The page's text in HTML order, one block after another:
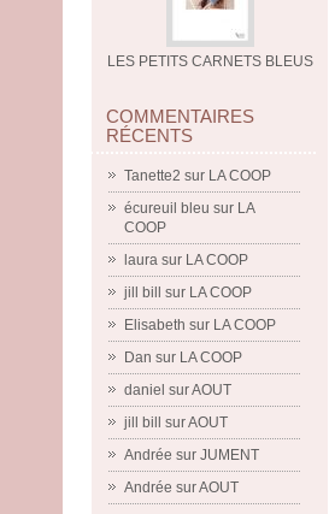
LES PETITS CARNETS BLEUS
COMMENTAIRES
RÉCENTS
Tanette2 sur LA COOP
écureuil bleu sur LA
COOP
laura sur LA COOP
jill bill
sur LA COOP
Elisabeth sur LA COOP
Dan sur LA COOP
daniel surAOUT
jill bill
surAOUT
Andrée sur JUMENT
Andrée surAOUT